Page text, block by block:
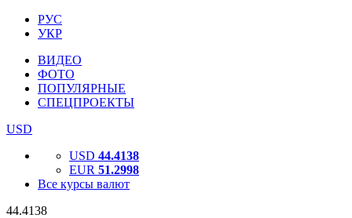
РУС
УКР
ВИДЕО
ФОТО
ПОПУЛЯРНЫЕ
СПЕЦПРОЕКТЫ
USD
USD 44.4138
EUR 51.2998
Все курсы валют
44.4138